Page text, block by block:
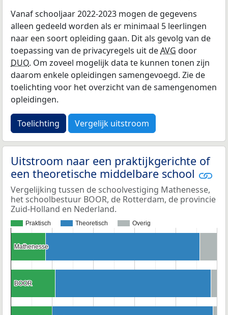
Vanaf schooljaar 2022-2023 mogen de gegevens
alleen gedeeld worden als er minimaal 5 leerlingen
naar een soort opleiding gaan. Dit als gevolg van de
toepassing van de privacyregels uit deAVG door
DUO. Om zoveel mogelijk data te kunnen tonen zijn
daarom enkele opleidingen samengevoegd. Zie de
toelichting voor het overzicht van de samengenomen
opleidingen.
Toelichting Vergelijk uitstroom
Uitstroom naar een praktijkgerichte of
een theoretische middelbare school
Vergelijking tussen de schoolvestiging Mathenesse,
het schoolbestuur BOOR, de Rotterdam, de provincie
Zuid-Holland en Nederland.
Praktisch Theoretisch Overig
Mathenesse
Mathenesse
BOOR
BOOR